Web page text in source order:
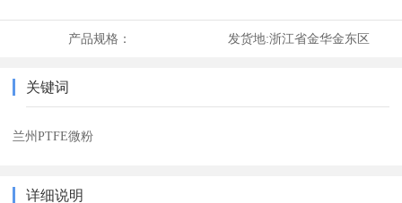
产品规格： 发货地:浙江省金华金东区
关键词
兰州PTFE微粉
详细说明